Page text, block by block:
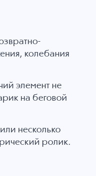
колебания
элемент не
на беговой
несколько
ролик.